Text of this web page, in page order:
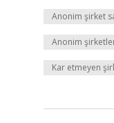
Anonim şirket
Anonim
Kar etmeyen